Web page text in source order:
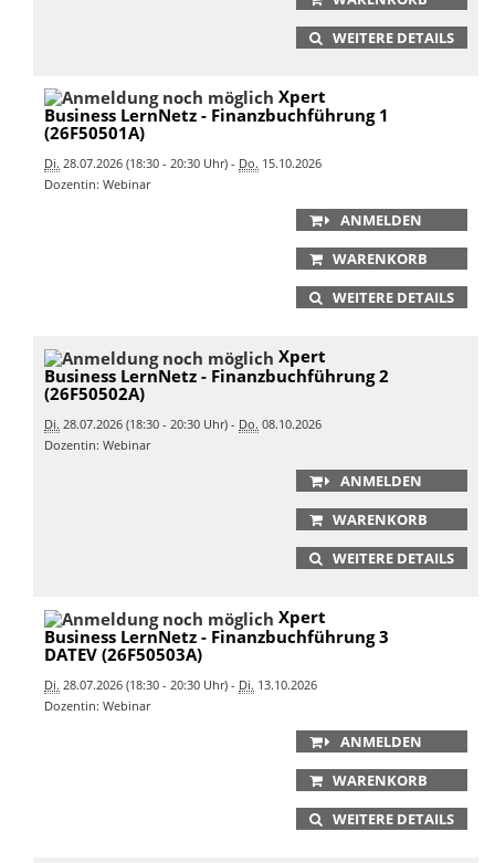
WEITERE DETAILS
Xpert
Business LernNetz - Finanzbuchführung 1
(26F50501A)
Di. 28.07.2026 (18:30 - 20:30 Uhr) - Do. 15.10.2026
Dozentin: Webinar
ANMELDEN
WARENKORB
WEITERE DETAILS
Xpert
Business LernNetz - Finanzbuchführung 2
(26F50502A)
Di. 28.07.2026 (18:30 - 20:30 Uhr) - Do. 08.10.2026
Dozentin: Webinar
ANMELDEN
WARENKORB
WEITERE DETAILS
Xpert
Business LernNetz - Finanzbuchführung 3
DATEV (26F50503A)
Di. 28.07.2026 (18:30 - 20:30 Uhr) - Di. 13.10.2026
Dozentin: Webinar
ANMELDEN
WARENKORB
WEITERE DETAILS